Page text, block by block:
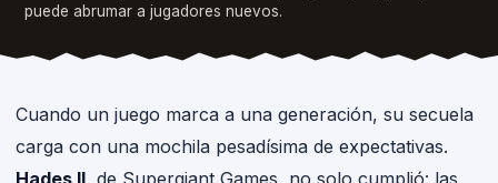
puede abrumar a jugadores nuevos.
Cuando un juego marca a una generación, su secuela
carga con una mochila pesadísima de expectativas.
Hades II, de Supergiant Games, no solo cumplió: las